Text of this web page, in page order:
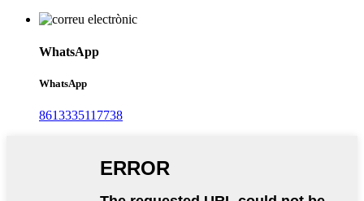
WhatsApp
WhatsApp
8613335117738